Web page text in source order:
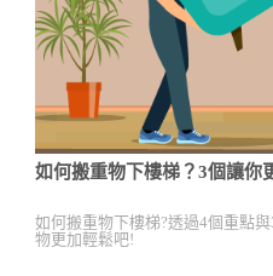
如何搬重物下樓梯？3個讓你
如何搬重物下樓梯?透過4個重點
物更加輕鬆吧!